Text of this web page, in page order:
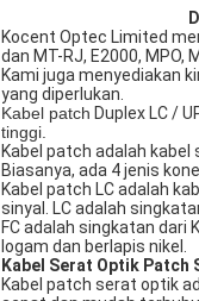
Kocent Optec Limited
dan MT-RJ, E2000, MPO,
Kami juga menyediakan
yang diperlukan.
Kabel patch Duplex LC /
tinggi.
Kabel patch adalah
Biasanya, ada 4 jenis
Kabel patch LC adalah
sinyal. LC adalah
FC adalah singkatan dari
logam dan berlapis nikel.
Kabel Serat Optik Patch
Kabel patch serat optik